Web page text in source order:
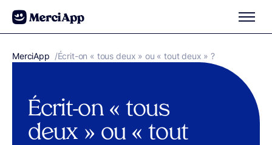
Aller au contenu
MerciApp correcteur orthographe
/Écrit-on « tous deux » ou « tout deux » ?
Écrit-on « tous
deux » ou « tout